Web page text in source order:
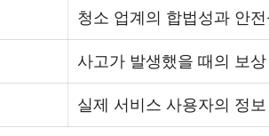
청소 업계의 합법성과 안전
사고가 발생했을 때의 보
실제 서비스 사용자의 정보